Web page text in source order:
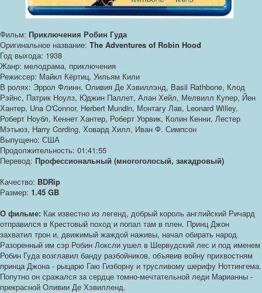
Фильм: Приключения Робин Гуда
Оригинальное название: The Adventures of Robin Hood
Год выхода: 1938
Жанр: мелодрама, приключения
Режиссер: Майкл Кёртиц, Уильям Кили
В ролях: Эррол Флинн, Оливия Де Хэвиллэнд, Basil Rathbone, Клод
Рэйнс, Патрик Ноулз, Юджин Паллет, Алан Хейл, Мелвилл Купер, Йен
Хантер, Una O'Connor, Herbert Mundin, Монтагу Лав, Leonard Willey,
Роберт Ноубл, Кеннет Хантер, Роберт Уорвик, Колин Кенни, Лестер
Мэтьюз, Harry Cording, Ховард Хилл, Иван Ф. Симпсон
Выпущено: США
Продолжительность: 01:41:55
Перевод: Профессиональный (многоголосый, закадровый)
Качество: BDRip
Размер: 1.45 GB
О фильме: Как известно из легенд, добрый король английский Ричард
отправился в Крестовый поход и попал там в плен. Принц Джон
захватил трон и, движимый жаждой наживы, начал обирать народ.
Разоренный им сэр Робин Локсли ушел в Шервудский лес и под именем
Робин Гуда возглавил банду разбойников, объявив войну прихвостням
принца Джона - рыцарю Гаю Гизборну и трусливому шерифу Ноттингема.
Попутно он сражался за сердце томно-мечтательной леди Марианны -
прекрасной Оливии Де Хэвилленд.